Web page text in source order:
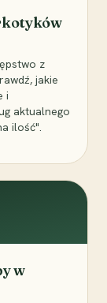
z
jakie
i
aktualnego
ilość".
w